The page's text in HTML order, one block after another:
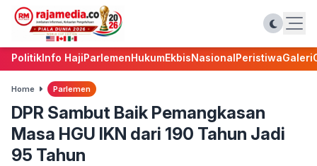
PolitikInfo HajiParlemenHukumEkbisNasionalPeristiwaGaleri
Home Parlemen
DPR Sambut Baik Pemangkasan
Masa HGU IKN dari 190 Tahun Jadi
95 Tahun